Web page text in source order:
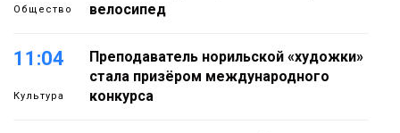
Общество
велосипед
11:04
Культура
Преподаватель норильской «художки»
стала призёром международного
конкурса